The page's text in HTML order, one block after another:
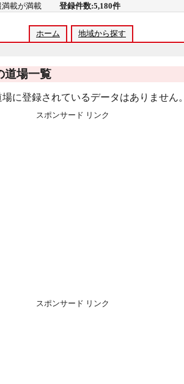
報満載が満載 登録件数:5,180件
ホーム 地域から探す
道場一覧
場に登録されているデータはありません。
スポンサード リンク
スポンサード リンク